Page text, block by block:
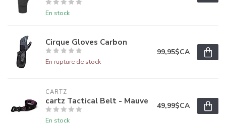
En stock
Cirque Gloves Carbon
En rupture de stock
99,95$CA
CARTZ
cartz Tactical Belt - Mauve
En stock
49,99$CA